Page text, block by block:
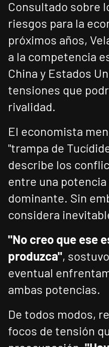
Consultado sobre
riesgos para la
próximos años,
a la competencia
China y Estados
tensiones que
rivalidad.
El economista
"trampa de
describe los
entre una
dominante. Sin
considera
"No creo que ese
produzca",
eventual
ambas potencias.
De todos modos,
focos de tensión